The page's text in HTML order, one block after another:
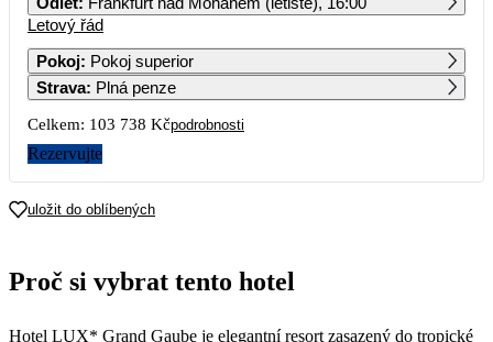
1
64 939 67 719 51 869 67 229 53 279 64 939 86 209
8 9
15
69 039
22
70 169
23
82 539
Letový řád
Pokoj: Pokoj superior
Strava: Plná penze
Celkem: 103 738 Kčpodrobnosti
Rezervujte
uložit do oblíbených
Proč si vybrat tento hotel
Hotel LUX* Grand Gaube je elegantní resort zasazený do tropické